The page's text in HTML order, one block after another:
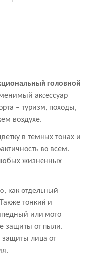
головной
аксессуар
– туризм, походы,
воздухе.
в темных тонах и
во всем.
жизненных
как отдельный
тонкий и
или мото
защиты от пыли.
лица от